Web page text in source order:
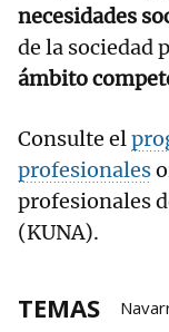
necesidades
de la sociedad
ámbito
Consulte el
profesionales
profesionales
(KUNA).
TEMAS